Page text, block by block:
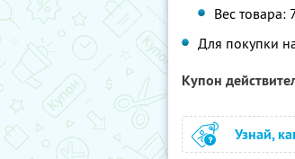
Вес товара:
Для покупки
Купон
Узнай,